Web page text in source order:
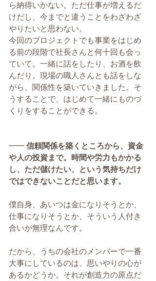
ら納得いかない。ただ仕事が増えるだ
けだし、今までと違うことをわざわざ
やりたいと思わない。
今回のプロジェクトでも事業をはじめ
る前の段階で社長さんと何十回も会っ
ていて。一緒に話をしたり、お酒を飲
んだり。現場の職人さんとも話をしな
がら、関係性を築いていきました。そ
うすることで、はじめて一緒にものづ
くりをすることができる。
━━ 信頼関係を築くところから、資金
や人の投資まで。時間や労力もかかる
し、ただ儲けたい、という気持ちだけ
ではできないことだと思います。
僕自身、あいつは金になりそうとか、
仕事になりそうとか、そういう人付き
合いが無理なんです。
だから、うちの会社のメンバーで一番
大事にしているのは、思いやりの心が
あるかどうか。それが創造力の原点だ